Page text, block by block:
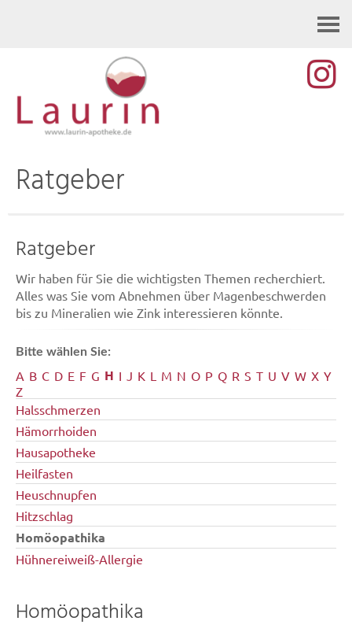
Ratgeber
Ratgeber
Wir haben für Sie die wichtigsten Themen recherchiert.
Alles was Sie vom Abnehmen über Magenbeschwerden
bis zu Mineralien wie Zink interessieren könnte.
Bitte wählen Sie:
A B C D E F G H I J K L M N O P Q R S T U V W X Y
Z
Halsschmerzen
Hämorrhoiden
Hausapotheke
Heilfasten
Heuschnupfen
Hitzschlag
Homöopathika
Hühnereiweiß-Allergie
Homöopathika